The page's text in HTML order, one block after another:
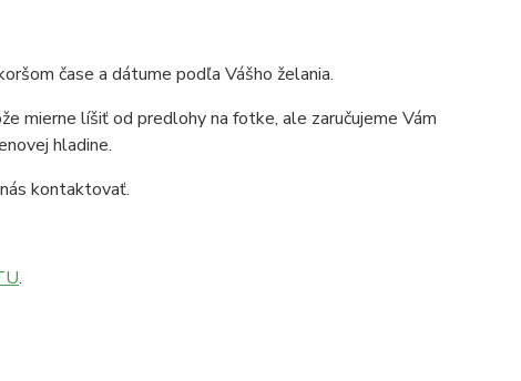
čase a dátume podľa Vášho želania.
mierne líšiť od predlohy na fotke, ale zaručujeme Vám
hladine.
kontaktovať.
.